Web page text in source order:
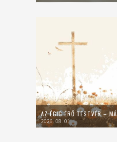
AZ ÉGIG ÉRŐ TESTVÉR –
2026. 08. 01.